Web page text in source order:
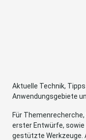
Aktuelle Technik,
Anwendungsgebiete
Für
erster Entwürfe, sowie
gestützte Werkzeuge.